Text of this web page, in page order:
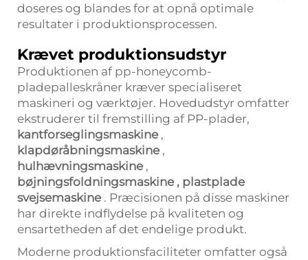
doseres og blandes for at opnå optimale
resultater i produktionsprocessen.
Krævet produktionsudstyr
Produktionen af pp-honeycomb-
pladepalleskråner kræver specialiseret
maskineri og værktøjer. Hovedudstyr omfatter
ekstruderer til fremstilling af PP-plader,
kantforseglingsmaskine ,
klapdøråbningsmaskine ,
hulhævningsmaskine ,
bøjningsfoldningsmaskine , plastplade
svejsemaskine . Præcisionen på disse maskiner
har direkte indflydelse på kvaliteten og
ensartetheden af det endelige produkt.
Moderne produktionsfaciliteter omfatter også